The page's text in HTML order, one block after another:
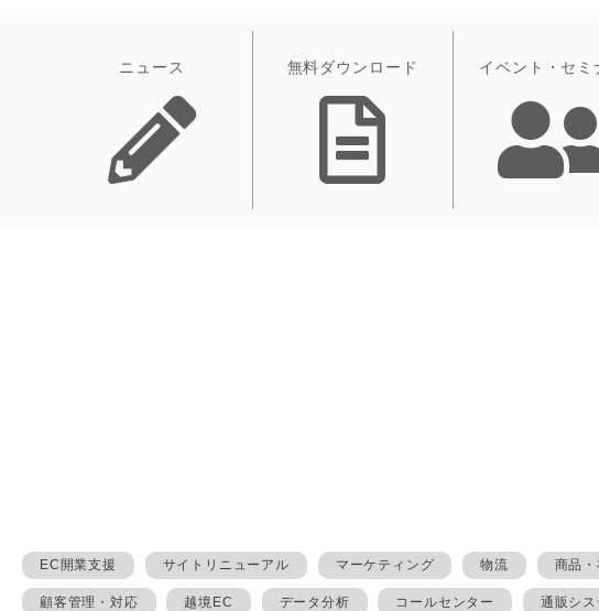
ニュース 無料ダウンロード イベント・セミ
EC開業支援 サイトリニューアル マーケティング 物流 商品
顧客管理・対応 越境EC データ分析 コールセンター 通販シ